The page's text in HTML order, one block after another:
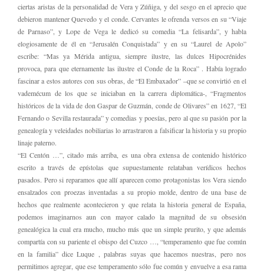
ciertas aristas de la personalidad de Vera y Zúñiga, y del sesgo en el aprecio que
debieron mantener Quevedo y el conde. Cervantes le ofrenda versos en su “Viaje
de Parnaso”, y Lope de Vega le dedicó su comedia “La felisarda”, y habla
elogiosamente de él en “Jerusalén Conquistada” y en su “Laurel de Apolo”
escribe: “Mas ya Mérida antigua, siempre ilustre, las dulces Hipocrénides
provoca, para que eternamente las ilustre el Conde de la Roca” . Había logrado
fascinar a estos autores con sus obras, de “El Embaxador” –que se convirtió en el
vademécum de los que se iniciaban en la carrera diplomática-, “Fragmentos
históricos de la vida de don Gaspar de Guzmán, conde de Olivares” en 1627, “El
Fernando o Sevilla restaurada” y comedias y poesías, pero al que su pasión por la
genealogía y veleidades nobiliarias lo arrastraron a falsificar la historia y su propio
linaje paterno.
“El Centón …”, citado más arriba, es una obra extensa de contenido histórico
escrito a través de epístolas que supuestamente relataban verídicos hechos
pasados. Pero si reparamos que allí aparecen como protagonistas los Vera siendo
ensalzados con proezas inventadas a su propio molde, dentro de una base de
hechos que realmente acontecieron y que relata la historia general de España,
podemos imaginarnos aun con mayor calado la magnitud de su obsesión
genealógica la cual era mucho, mucho más que un simple prurito, y que además
compartía con su pariente el obispo del Cuzco …, “temperamento que fue común
en la familia” dice Luque , palabras suyas que hacemos nuestras, pero nos
permitimos agregar, que ese temperamento sólo fue común y envuelve a esa rama